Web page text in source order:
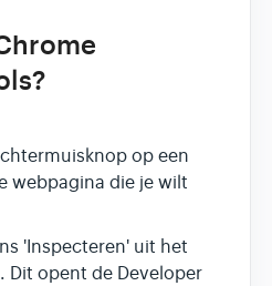
op een
webpagina die je wilt
'Inspecteren' uit het
Dit opent de Developer